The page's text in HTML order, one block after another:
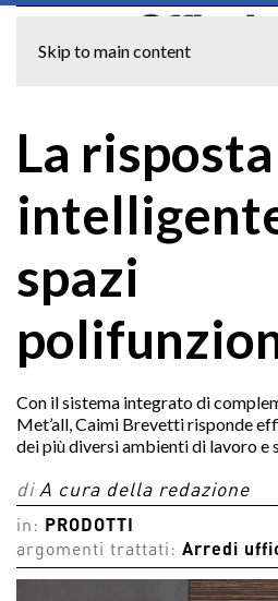
Skip to main content
La risposta
spazi
Con il sistema integrato di
Met’all, Caimi Brevetti risponde
dei più diversi ambienti di lavoro e
di A cura della redazione
in:
PRODOTTI
argomenti trattati: Arredi